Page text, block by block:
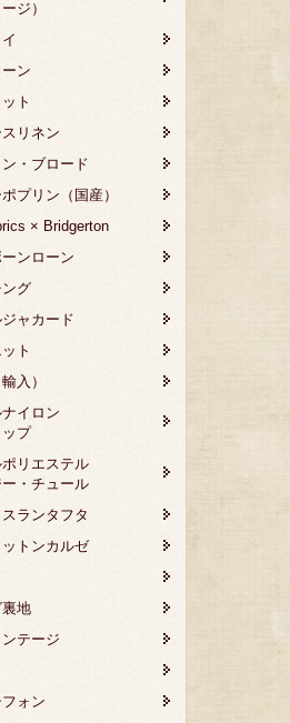
ジ）
ン
ト
リネン
・ブロード
プリン（国産）
× Bridgerton
ンローン
グ
ャカード
ト
入）
イロン
ップ
ポリエステル
・チュール
ランタフタ
トンカルゼ
地
テージ
ォン